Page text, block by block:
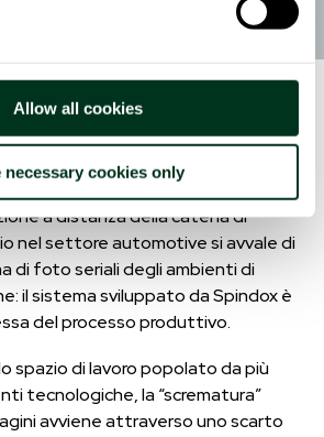
Allow all cookies
necessary cookies only
a distanza della catena di
nel settore automotive si avvale di
di foto seriali degli ambienti di
il sistema sviluppato da Spindox è
del processo produttivo.
spazio di lavoro popolato da più
tecnologiche, la “scrematura”
avviene attraverso uno scarto